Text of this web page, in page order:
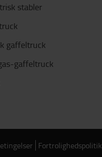
stabler
gaffeltruck
gaffeltruck
Fortrolighedspolitik